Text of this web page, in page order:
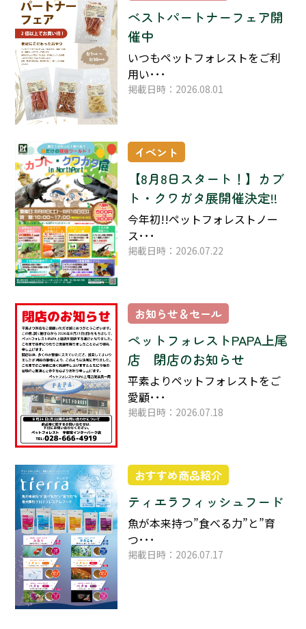
ベストパートナーフェア開
催中
いつもペットフォレストをご利
用い･･･
掲載日時：2026.08.01
イベント
【8月8日スタート！】カブ
ト・クワガタ展開催決定!!
今年初!!ペットフォレストノー
ス･･･
掲載日時：2026.07.22
お知らせ＆セール
ペットフォレストPAPA上尾
店 閉店のお知らせ
平素よりペットフォレストをご
愛顧･･･
掲載日時：2026.07.18
おすすめ商品紹介
ティエラフィッシュフード
魚が本来持つ”食べる力”と”育
つ･･･
掲載日時：2026.07.17